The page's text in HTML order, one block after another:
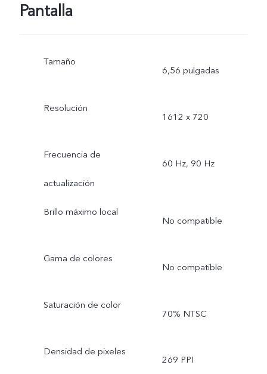
Pantalla
Tamaño
6,56 pulgadas
Resolución
1612 x 720
Frecuencia de
actualización
60 Hz, 90 Hz
Brillo máximo local
No compatible
Gama de colores
No compatible
Saturación de color
70% NTSC
Densidad de pixeles
269 PPI